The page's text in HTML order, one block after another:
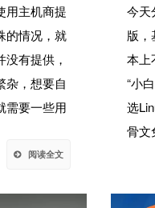
用主机商提
的情况，就
有提供，
杂，想要自
需要一些用
阅读全文
今天
版，
本上
“小
选
骨